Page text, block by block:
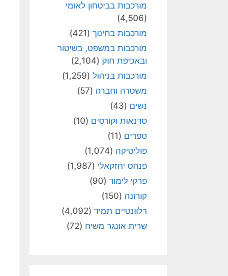
מורכבות בביטחון לאומי
(4,506)
מורכבות בחינוך (421)
מורכבות במשפט, בשיטור
ובאכיפת חוק (2,104)
מורכבות בניהול (1,259)
משטרה וחברה (57)
נשים (43)
סדנאות וקורסים (10)
ספרים (11)
פוליטיקה (1,074)
פנחס יחזקאלי (1,987)
פרקי לימוד (90)
קורונה (150)
רלוונטיים תמיד (4,092)
שרית אונגר משיח (72)